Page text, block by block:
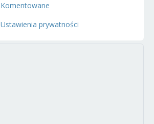
Komentowane
Ustawienia prywatności